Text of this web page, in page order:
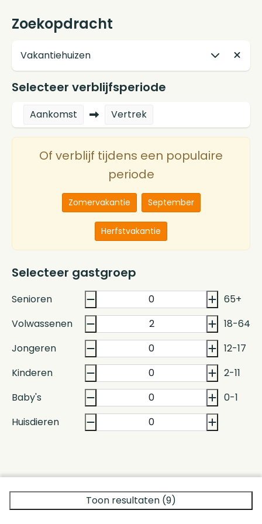
Zoekopdracht
Selecteer verblijfsperiode
Aankomst Vertrek
Of verblijf tijdens een populaire
periode
Zomervakantie September
Herfstvakantie
Selecteer gastgroep
Senioren
65+
Volwassenen
18-64
Jongeren
12-17
Kinderen
2-11
Baby's
0-1
Huisdieren
Toon resultaten (9)